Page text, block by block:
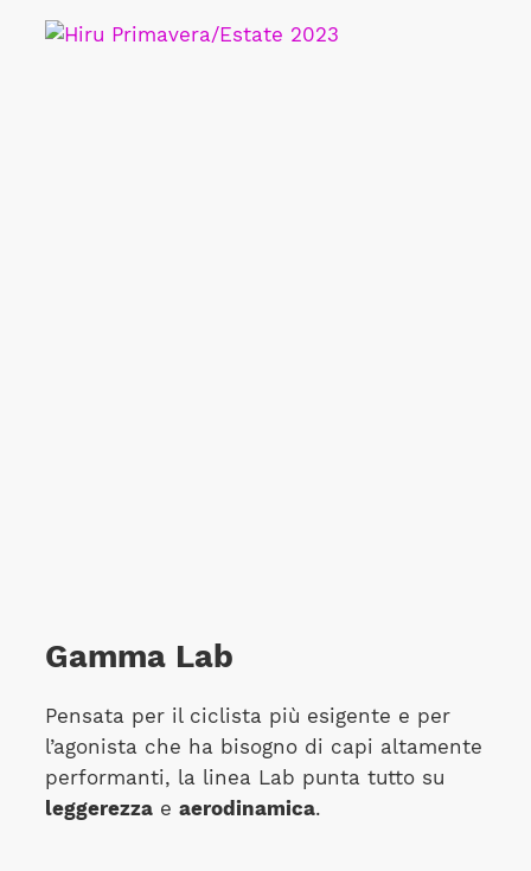
Gamma Lab
Pensata per il ciclista più esigente e per
l’agonista che ha bisogno di capi altamente
performanti, la linea Lab punta tutto su
leggerezzae aerodinamica.